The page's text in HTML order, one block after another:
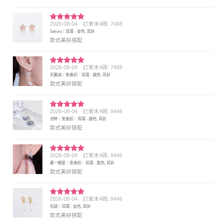
評分5滿
分 5
2026-08-04 訂單末4碼: 7468
Sakura｜耳環 - 金色, 耳針
款式美好搭配
評分5 滿
分 5
2026-08-04 訂單末4碼: 7468
天鵝湖｜免後扣．耳環 - 銀色, 耳針
款式美好搭配
評分5 滿
分 5
2026-08-04 訂單末4碼: 8446
池畔｜免後扣．耳環 - 銀色, 耳針
款式美好搭配
評分5滿
分 5
2026-08-04 訂單末4碼: 8446
畫一顆星｜免後扣．耳環 - 藍色, 耳針
款式美好搭配
評分5 滿
分 5
2026-08-04 訂單末4碼: 8446
花語｜耳環 - 金色, 耳針
款式美好搭配